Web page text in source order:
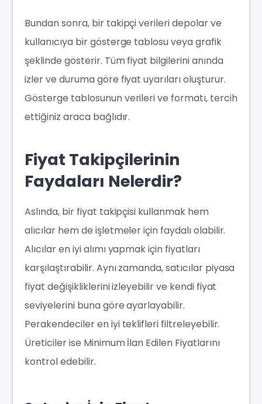
Bundan sonra, bir takipçi verileri depolar ve
kullanıcıya bir gösterge tablosu veya grafik
şeklinde gösterir. Tüm fiyat bilgilerini anında
izler ve duruma göre fiyat uyarıları oluşturur.
Gösterge tablosunun verileri ve formatı, tercih
ettiğiniz araca bağlıdır.
Fiyat Takipçilerinin
Faydaları Nelerdir?
Aslında, bir fiyat takipçisi kullanmak hem
alıcılar hem de işletmeler için faydalı olabilir.
Alıcılar en iyi alımı yapmak için fiyatları
karşılaştırabilir. Aynı zamanda, satıcılar piyasa
fiyat değişikliklerini izleyebilir ve kendi fiyat
seviyelerini buna göre ayarlayabilir.
Perakendeciler en iyi teklifleri filtreleyebilir.
Üreticiler ise Minimum İlan Edilen Fiyatlarını
kontrol edebilir.